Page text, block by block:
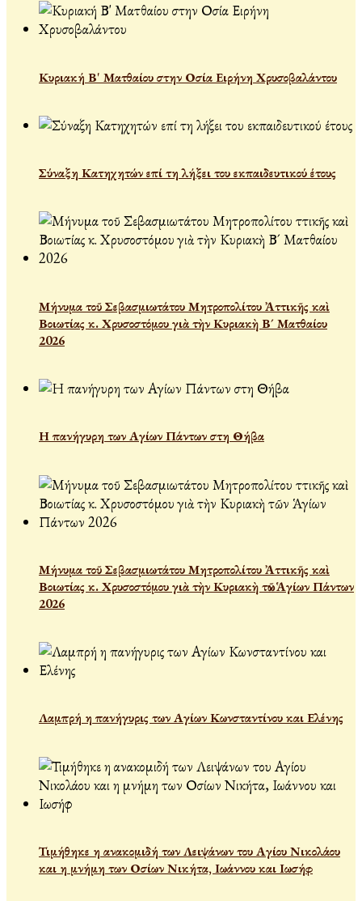
Κυριακή Β' Ματθαίου στην Οσία Ειρήνη Χρυσοβαλάντου
Σύναξη Κατηχητών επί τη λήξει του εκπαιδευτικού έτους
Μήνυμα τοῦ Σεβασμιωτάτου Μητροπολίτου Ἀττικῆς καὶ
Βοιωτίας κ. Χρυσοστόμου γιὰ τὴν Κυριακὴ Β´ Ματθαίου
2026
Η πανήγυρη των Αγίων Πάντων στη Θήβα
Μήνυμα τοῦ Σεβασμιωτάτου Μητροπολίτου Ἀττικῆς καὶ
Βοιωτίας κ. Χρυσοστόμου γιὰ τὴν Κυριακὴ τῶν Ἁγίων Πάντων
2026
Λαμπρή η πανήγυρις των Αγίων Κωνσταντίνου και Ελένης
Τιμήθηκε η ανακομιδή των Λειψάνων του Αγίου Νικολάου
και η μνήμη των Οσίων Νικήτα, Ιωάννου και Ιωσήφ